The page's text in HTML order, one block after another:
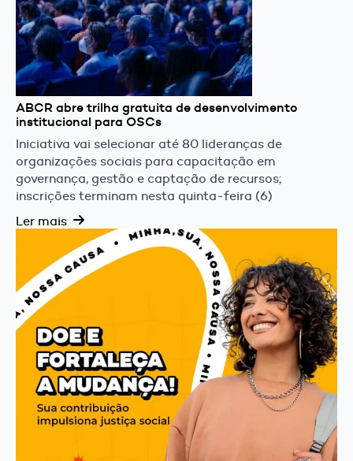
ABCR abre trilha gratuita de desenvolvimento
institucional para OSCs
Iniciativa vai selecionar até 80 lideranças de
organizações sociais para capacitação em
governança, gestão e captação de recursos;
inscrições terminam nesta quinta-feira (6)
Ler mais